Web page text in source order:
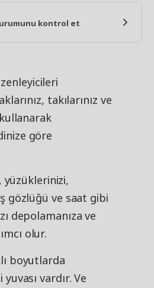
kontrol et
takılarınız ve
göre
yüzüklerinizi,
gözlüğü ve saat gibi
depolamanıza ve
olur.
boyutlarda
vardır. Ve